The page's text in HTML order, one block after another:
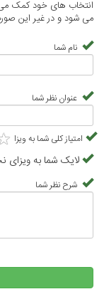
انتخاب های خود کمک می
می شود و در غیر این
نام شما
عنوان نظر شما
امتیاز کلی شما به ویزا
لایک شما به ویزای
شرح نظر شما